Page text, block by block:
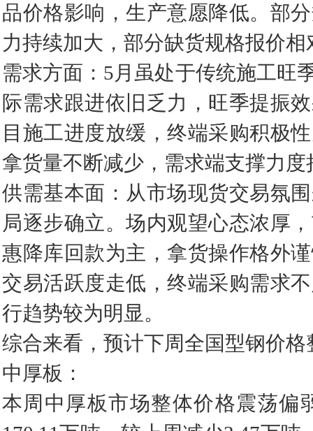
品价格影响，生产意愿降低。部
力持续加大，部分缺货规格报价相
需求方面：5月虽处于传统施工旺
际需求跟进依旧乏力，旺季提振
目施工进度放缓，终端采购积极
拿货量不断减少，需求端支撑力度
供需基本面：从市场现货交易氛
局逐步确立。场内观望心态浓厚
惠降库回款为主，拿货操作格外
交易活跃度走低，终端采购需求
行趋势较为明显。
综合来看，预计下周全国型钢价
中厚板：
本周中厚板市场整体价格震荡偏